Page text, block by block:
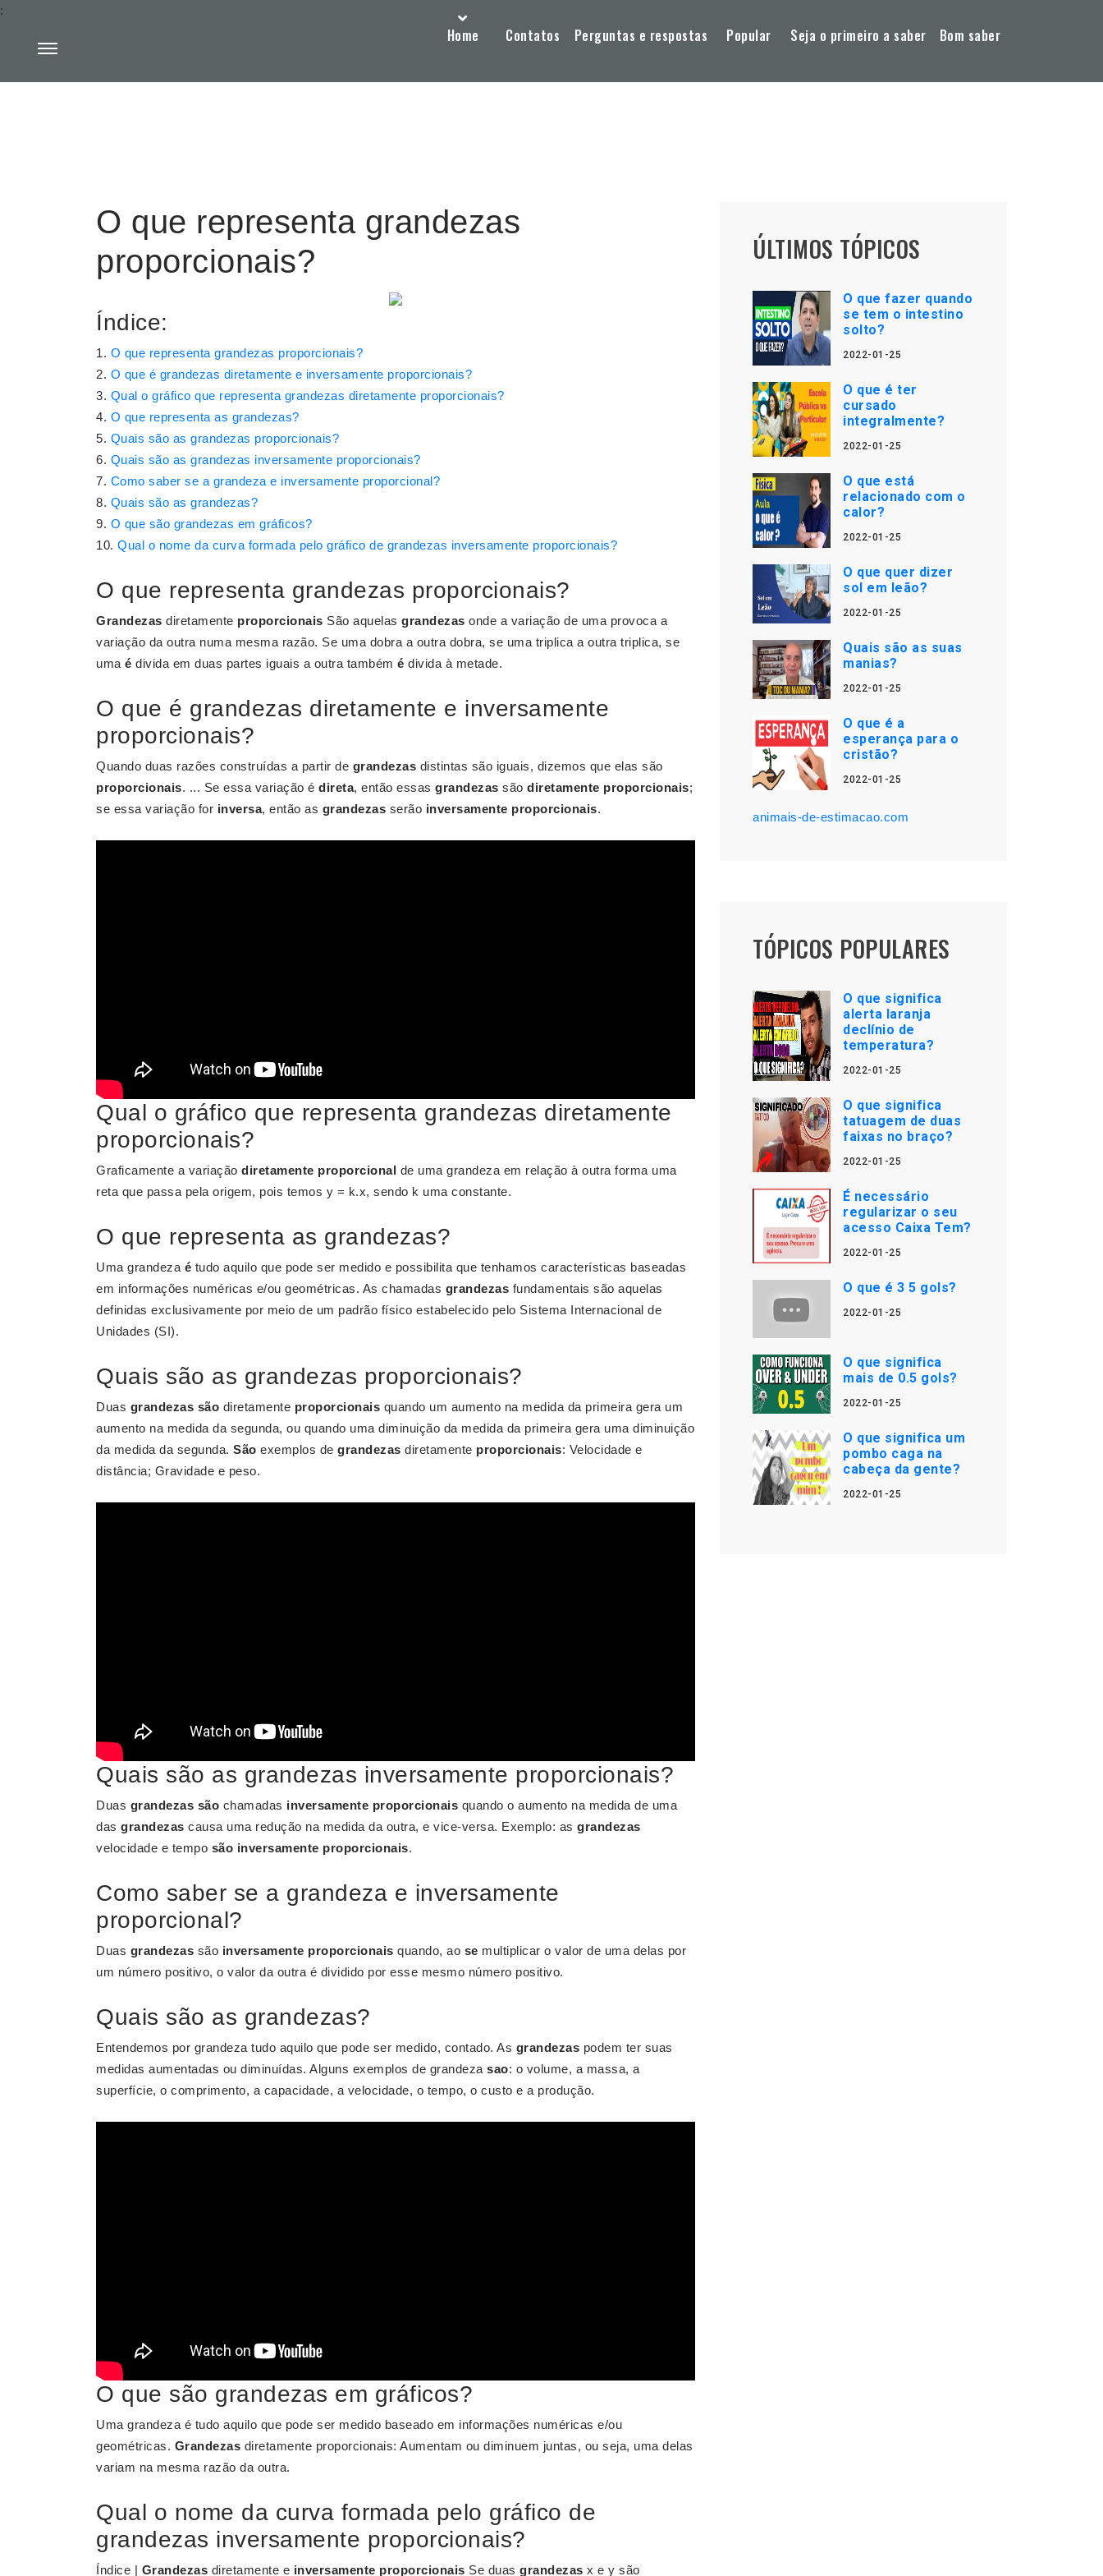
Home Contatos Perguntas e respostas Popular Seja o primeiro a saber Bom saber
:
O que representa grandezas
proporcionais?
Índice:
O que representa grandezas proporcionais?
O que é grandezas diretamente e inversamente proporcionais?
Qual o gráfico que representa grandezas diretamente proporcionais?
O que representa as grandezas?
Quais são as grandezas proporcionais?
Quais são as grandezas inversamente proporcionais?
Como saber se a grandeza e inversamente proporcional?
Quais são as grandezas?
O que são grandezas em gráficos?
Qual o nome da curva formada pelo gráfico de grandezas inversamente proporcionais?
O que representa grandezas proporcionais?
Grandezas diretamente proporcionais São aquelas grandezas onde a variação de uma provoca a
variação da outra numa mesma razão. Se uma dobra a outra dobra, se uma triplica a outra triplica, se
uma é divida em duas partes iguais a outra também é divida à metade.
O que é grandezas diretamente e inversamente
proporcionais?
Quando duas razões construídas a partir de grandezas distintas são iguais, dizemos que elas são
proporcionais. ... Se essa variação é direta, então essas grandezas são diretamente proporcionais;
se essa variação for inversa, então as grandezas serão inversamente proporcionais.
Qual o gráfico que representa grandezas diretamente
proporcionais?
Graficamente a variação diretamente proporcional de uma grandeza em relação à outra forma uma
reta que passa pela origem, pois temos y = k.x, sendo k uma constante.
O que representa as grandezas?
Uma grandeza é tudo aquilo que pode ser medido e possibilita que tenhamos características baseadas
em informações numéricas e/ou geométricas. As chamadas grandezas fundamentais são aquelas
definidas exclusivamente por meio de um padrão físico estabelecido pelo Sistema Internacional de
Unidades (SI).
Quais são as grandezas proporcionais?
Duas grandezas são diretamente proporcionais quando um aumento na medida da primeira gera um
aumento na medida da segunda, ou quando uma diminuição da medida da primeira gera uma diminuição
da medida da segunda. São exemplos de grandezas diretamente proporcionais: Velocidade e
distância; Gravidade e peso.
Quais são as grandezas inversamente proporcionais?
Duas grandezas são chamadas inversamente proporcionais quando o aumento na medida de uma
das grandezas causa uma redução na medida da outra, e vice-versa. Exemplo: as grandezas
velocidade e tempo são inversamente proporcionais.
Como saber se a grandeza e inversamente
proporcional?
Duas grandezas são inversamente proporcionais quando, ao se multiplicar o valor de uma delas por
um número positivo, o valor da outra é dividido por esse mesmo número positivo.
Quais são as grandezas?
Entendemos por grandeza tudo aquilo que pode ser medido, contado. As grandezas podem ter suas
medidas aumentadas ou diminuídas. Alguns exemplos de grandeza sao: o volume, a massa, a
superfície, o comprimento, a capacidade, a velocidade, o tempo, o custo e a produção.
O que são grandezas em gráficos?
Uma grandeza é tudo aquilo que pode ser medido baseado em informações numéricas e/ou
geométricas. Grandezas diretamente proporcionais: Aumentam ou diminuem juntas, ou seja, uma delas
variam na mesma razão da outra.
Qual o nome da curva formada pelo gráfico de
grandezas inversamente proporcionais?
Índice | Grandezas diretamente e inversamente proporcionais Se duas grandezas x e y são
ÚLTIMOS TÓPICOS
O que fazer quando
se tem o intestino
solto?
2022-01-25
O que é ter
cursado
integralmente?
2022-01-25
O que está
relacionado com o
calor?
2022-01-25
O que quer dizer
sol em leão?
2022-01-25
Quais são as suas
manias?
2022-01-25
O que é a
esperança para o
cristão?
2022-01-25
animais-de-estimacao.com
TÓPICOS POPULARES
O que significa
alerta laranja
declínio de
temperatura?
2022-01-25
O que significa
tatuagem de duas
faixas no braço?
2022-01-25
É necessário
regularizar o seu
acesso Caixa Tem?
2022-01-25
O que é 3 5 gols?
2022-01-25
O que significa
mais de 0.5 gols?
2022-01-25
O que significa um
pombo caga na
cabeça da gente?
2022-01-25